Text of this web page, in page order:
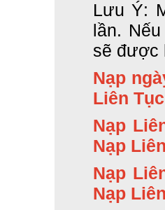
Lưu Ý:
lần.
sẽ được
Nạp
Liên
Nạp
Nạp
Nạp
Nạp